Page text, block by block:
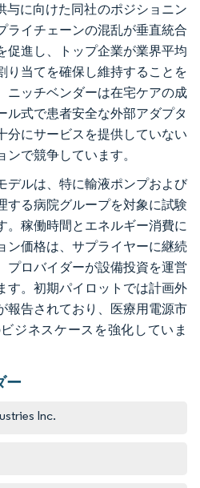
与に向けた同社のポジショニン
ライチェーンの混乱が垂直統合
促進し、トップ企業が業界平均
り当てを確保し維持することを
ニッチベンダーは在宅ケアの成
ル式で患者安全な外部アダプタ
分にサービスを提供していない
で競争しています。
デルは、特に輸液ポンプおよび
する病院グループを対象に試験
。稼働時間とエネルギー消費に
ン価格は、サプライヤーに継続
プロバイダーが設備投資を運営
す。初期パイロットでは計画外
報告されており、医療用電源市
ジネスケースを強化していま
ー
Inc.